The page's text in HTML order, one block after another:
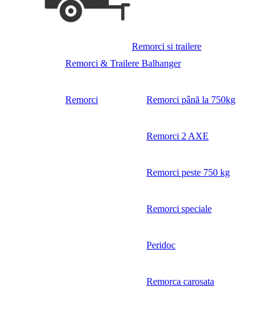
Remorci si trailere
Remorci & Trailere Balhanger
Remorci Remorci până la 750kg
Remorci 2 AXE
Remorci peste 750 kg
Remorci speciale
Peridoc
Remorca carosata